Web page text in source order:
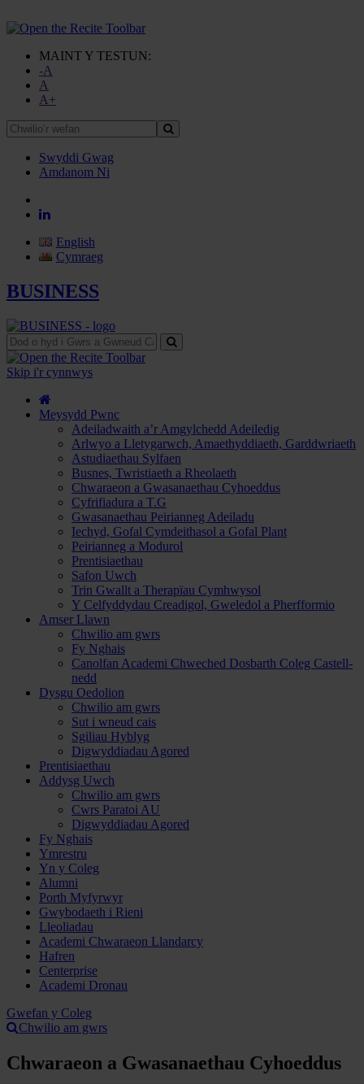
MAINT Y TESTUN:
-A
A
A+
Chwilio’r
wefan
Swyddi Gwag
Amdanom Ni
English
Cymraeg
BUSINESS
Dod
o
hyd
Gwrs
Skip i'r cynnwys
Meysydd Pwnc
Adeiladwaith a’r Amgylchedd Adeiledig
Arlwyo a Lletygarwch, Amaethyddiaeth, Garddwriaeth
Astudiaethau Sylfaen
Busnes, Twristiaeth a Rheolaeth
Chwaraeon a Gwasanaethau Cyhoeddus
Cyfrifiadura a T.G
Gwasanaethau Peirianneg Adeiladu
Iechyd, Gofal Cymdeithasol a Gofal Plant
Peirianneg a Modurol
Prentisiaethau
Safon Uwch
Trin Gwallt a Therapïau Cymhwysol
Y Celfyddydau Creadigol, Gweledol a Pherfformio
Amser Llawn
Chwilio am gwrs
Fy Nghais
Canolfan Academi Chweched Dosbarth Coleg Castell-
nedd
Dysgu Oedolion
Chwilio am gwrs
Sut i wneud cais
Sgiliau Hyblyg
Digwyddiadau Agored
Prentisiaethau
Addysg Uwch
Chwilio am gwrs
Cwrs Paratoi AU
Digwyddiadau Agored
Fy Nghais
Ymrestru
Yn y Coleg
Alumni
Porth Myfyrwyr
Gwybodaeth i Rieni
Lleoliadau
Academi Chwaraeon Llandarcy
Hafren
Centerprise
Academi Dronau
Gwefan y Coleg
Chwilio am gwrs
Chwaraeon a Gwasanaethau Cyhoeddus